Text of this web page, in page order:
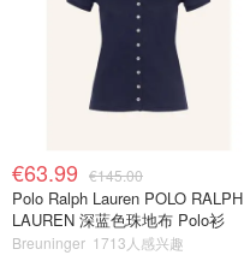
€63.99 €145.00
Polo Ralph Lauren POLO RALPH
LAUREN 深蓝色珠地布 Polo衫
Breuninger 1713人感兴趣